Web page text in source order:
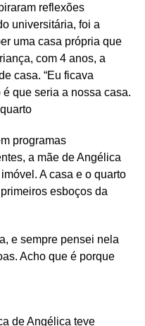
reflexões
universitária, foi a
uma casa própria que
com 4 anos, a
casa. “Eu ficava
que seria a nossa casa.
programas
a mãe de Angélica
A casa e o quarto
esboços da
e sempre pensei nela
Acho que é porque
de Angélica teve